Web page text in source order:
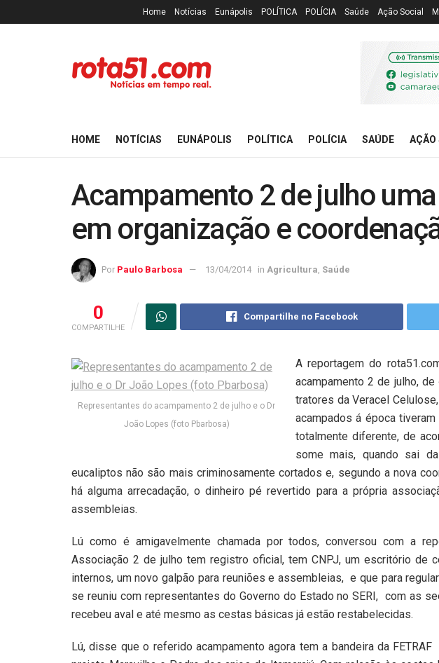
Home Notícias Eunápolis POLÍTICA POLÍCIA Saúde Ação Social
HOME NOTÍCIAS EUNÁPOLIS POLÍTICA POLÍCIA SAÚDE AÇÃO
Acampamento 2 de julho
em organização e
Por Paulo Barbosa 13/04/2014 in Agricultura Saúde
0
COMPARTILHE
Compartilhe no Facebook
Representantes do acampamento 2 de julho e o Dr
João Lopes (foto Pbarbosa)
A reportagem do
acampamento 2 de julho,
tratores da Veracel
acampados á época
totalmente diferente, de
some mais, quando sai
eucaliptos não são mais criminosamente cortados e, segundo a nova
há alguma arrecadação, o dinheiro pé revertido para a própria
assembleias.
Lú como é amigavelmente chamada por todos, conversou com a
Associação 2 de julho tem registro oficial, tem CNPJ, um escritório de
internos, um novo galpão para reuniões e assembleias, e que para
se reuniu com representantes do Governo do Estado no SERI, com as
recebeu aval e até mesmo as cestas básicas já estão restabelecidas.
Lú, disse que o referido acampamento agora tem a bandeira da FETRAF